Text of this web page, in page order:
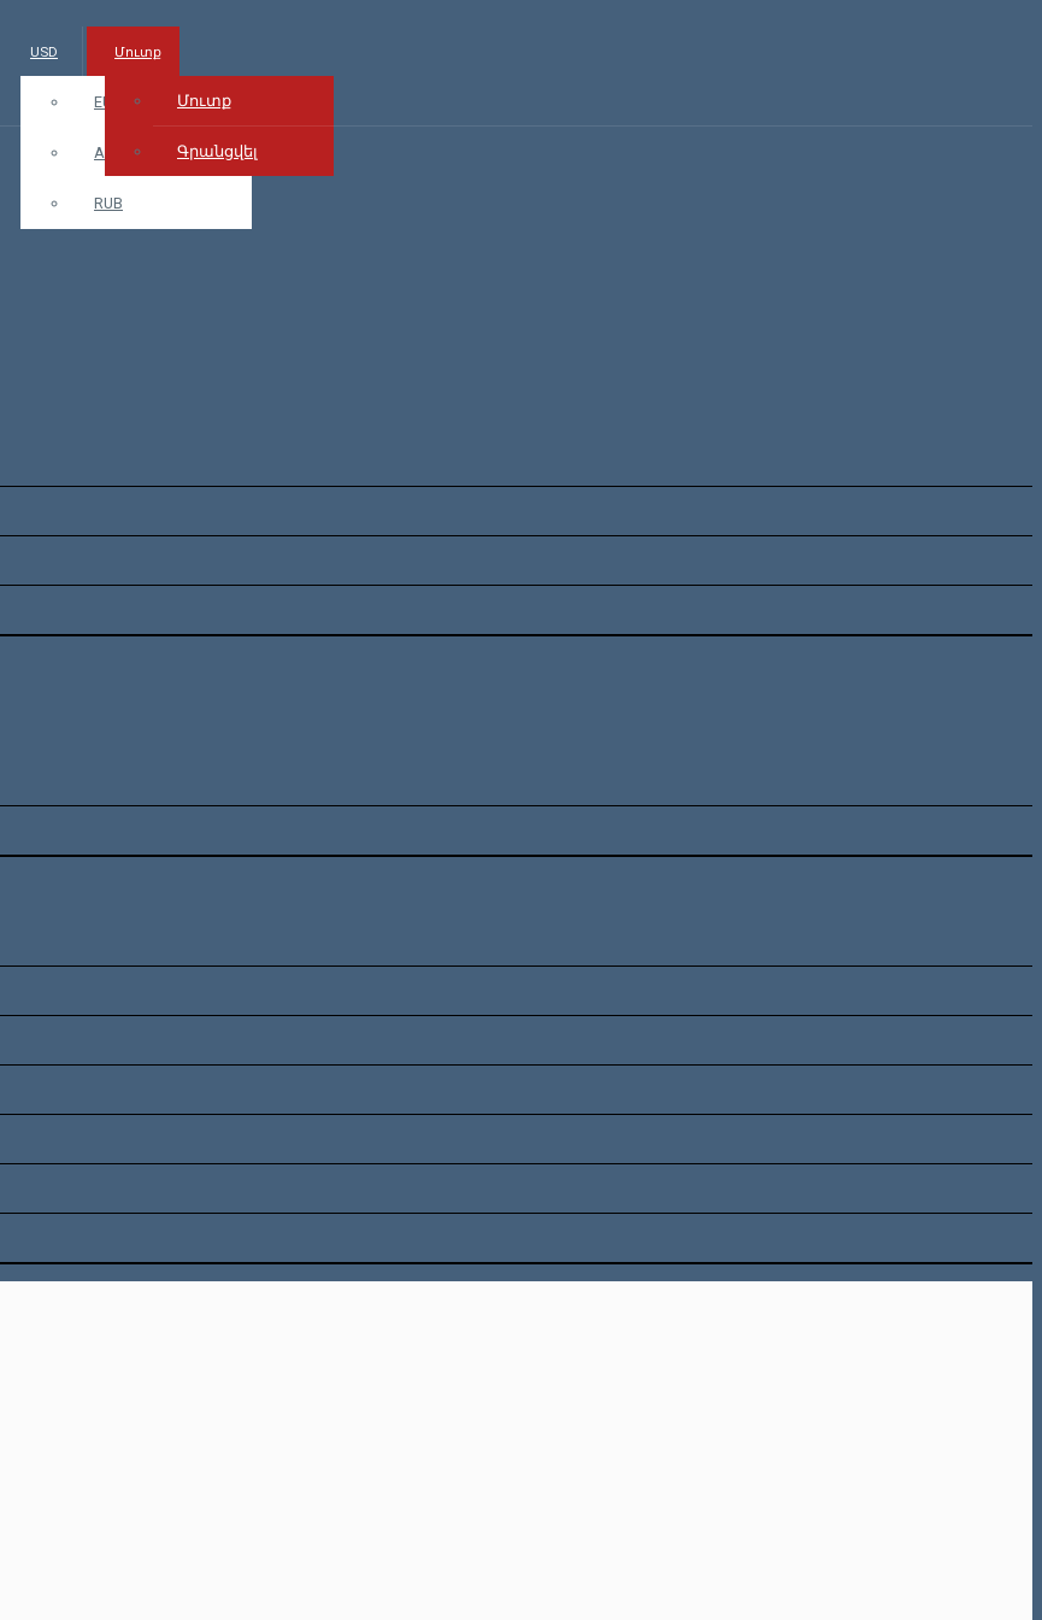
USD
EUR
AMD
RUB
Մուտք
Մուտք
Գրանցվել